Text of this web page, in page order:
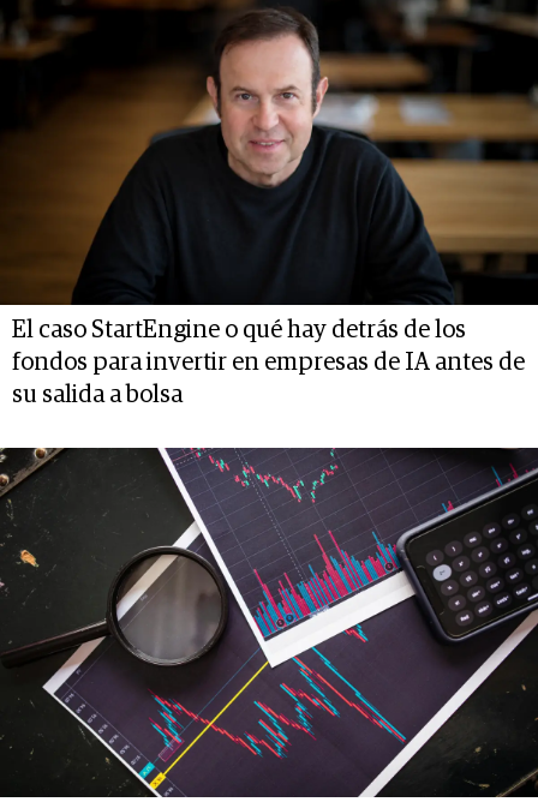
El caso StartEngine o qué hay detrás de los
fondos para invertir en empresas de IA antes de
su salida a bolsa